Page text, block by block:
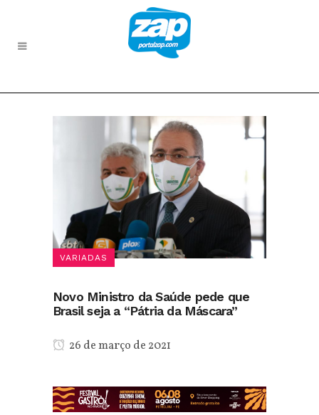
VARIADAS
Novo Ministro da Saúde pede que
Brasil seja a “Pátria da Máscara”
26 de março de 2021